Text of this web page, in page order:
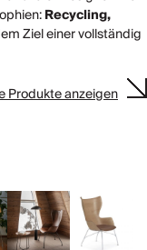
Recycling,
Ziel einer vollständig
Produkte anzeigen